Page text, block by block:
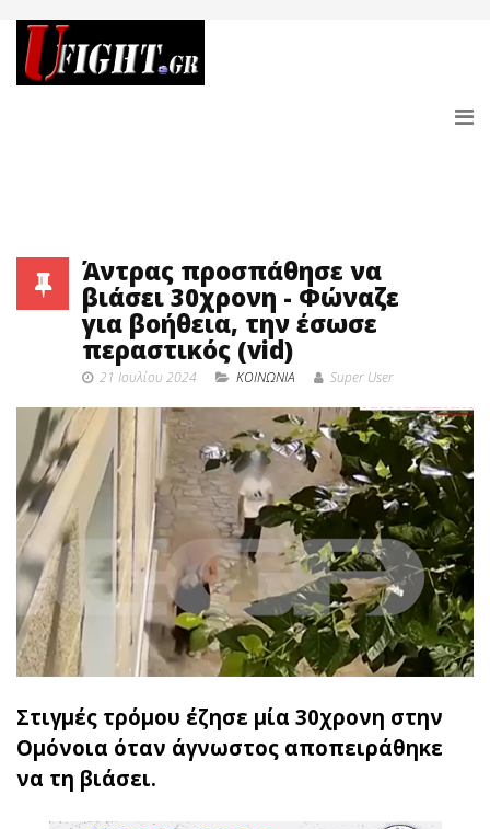
Άντρας προσπάθησε να
βιάσει 30χρονη - Φώναζε
για βοήθεια, την έσωσε
περαστικός (vid)
21 Ιουλίου 2024 ΚΟΙΝΩΝΙΑ Super User
Στιγμές τρόμου έζησε μία 30χρονη στην
Ομόνοια όταν άγνωστος αποπειράθηκε
να τη βιάσει.